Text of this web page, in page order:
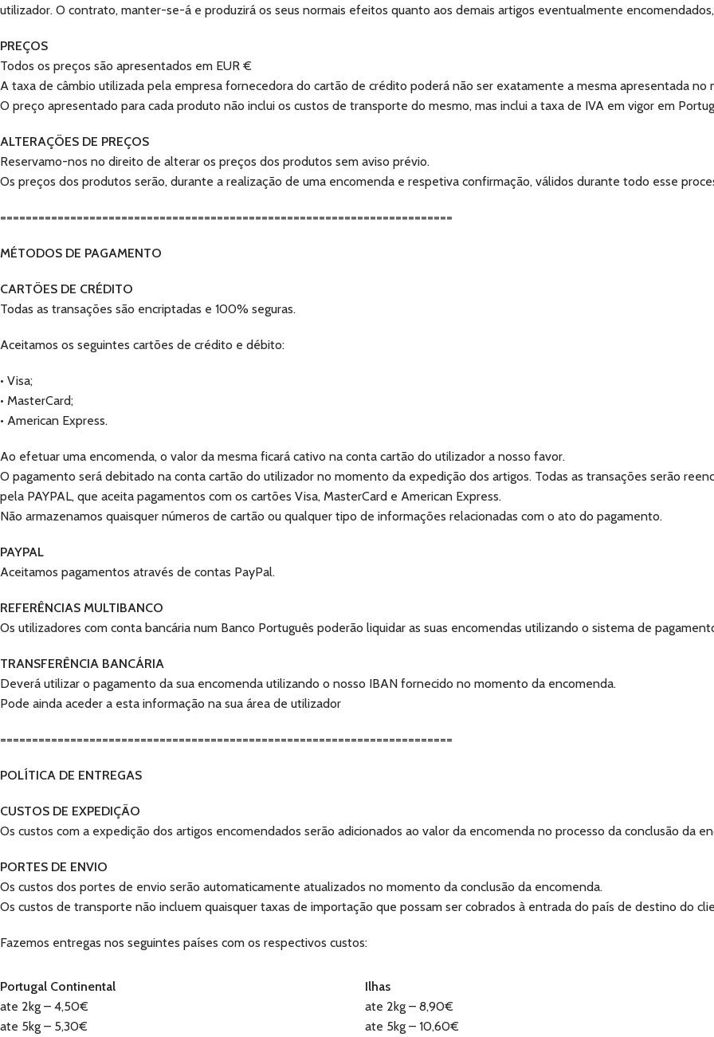
utilizador. O contrato, manter-se-á e produzirá os seus normais efeitos quanto aos demais artigos eventualmente
PREÇOS
Todos os preços são apresentados em EUR €
A taxa de câmbio utilizada pela empresa fornecedora do cartão de crédito poderá não ser exatamente a mesma apresentada no
O preço apresentado para cada produto não inclui os custos de transporte do mesmo, mas inclui a taxa de IVA em vigor em
ALTERAÇÕES DE PREÇOS
Reservamo-nos no direito de alterar os preços dos produtos sem aviso prévio.
Os preços dos produtos serão, durante a realização de uma encomenda e respetiva confirmação, válidos durante todo esse
=======================================================================
MÉTODOS DE PAGAMENTO
CARTÕES DE CRÉDITO
Todas as transações são encriptadas e 100% seguras.
Aceitamos os seguintes cartões de crédito e débito:
• Visa;
• MasterCard;
• American Express.
Ao efetuar uma encomenda, o valor da mesma ficará cativo na conta cartão do utilizador a nosso favor.
O pagamento será debitado na conta cartão do utilizador no momento da expedição dos artigos. Todas as transações serão
pela PAYPAL, que aceita pagamentos com os cartões Visa, MasterCard e American Express.
Não armazenamos quaisquer números de cartão ou qualquer tipo de informações relacionadas com o ato do pagamento.
PAYPAL
Aceitamos pagamentos através de contas PayPal.
REFERÊNCIAS MULTIBANCO
Os utilizadores com conta bancária num Banco Português poderão liquidar as suas encomendas utilizando o sistema de
TRANSFERÊNCIA BANCÁRIA
Deverá utilizar o pagamento da sua encomenda utilizando o nosso IBAN fornecido no momento da encomenda.
Pode ainda aceder a esta informação na sua área de utilizador
=======================================================================
POLÍTICA DE ENTREGAS
CUSTOS DE EXPEDIÇÃO
Os custos com a expedição dos artigos encomendados serão adicionados ao valor da encomenda no processo da conclusão da
PORTES DE ENVIO
Os custos dos portes de envio serão automaticamente atualizados no momento da conclusão da encomenda.
Os custos de transporte não incluem quaisquer taxas de importação que possam ser cobrados à entrada do país de destino do
Fazemos entregas nos seguintes países com os respectivos custos:
Portugal Continental
ate 2kg – 4,50€
ate 5kg – 5,30€
Ilhas
ate 2kg – 8,90€
ate 5kg – 10,60€